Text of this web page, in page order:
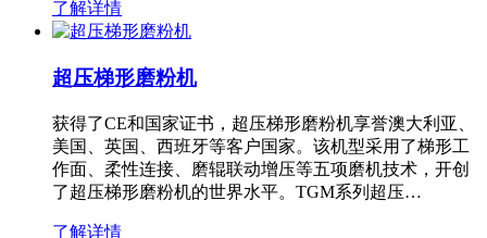
了解详情
超压梯形磨粉机
获得了CE和国家证书，超压梯形磨粉机享誉澳大利亚、
美国、英国、西班牙等客户国家。该机型采用了梯形工
作面、柔性连接、磨辊联动增压等五项磨机技术，开创
了超压梯形磨粉机的世界水平。TGM系列超压…
了解详情